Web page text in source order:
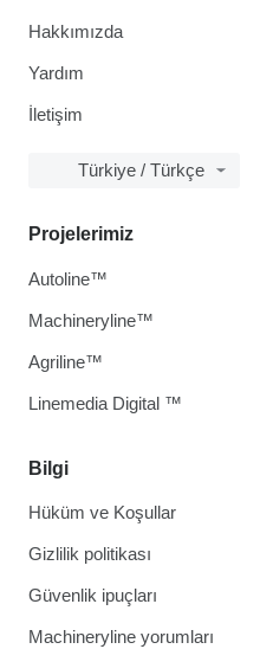
Hakkımızda
Yardım
İletişim
Türkiye / Türkçe
Bilgi
Hüküm ve Koşullar
Gizlilik politikası
Güvenlik ipuçları
Machineryline yorumları
Projelerimiz
Autoline™
Machineryline™
Agriline™
Linemedia Digital ™